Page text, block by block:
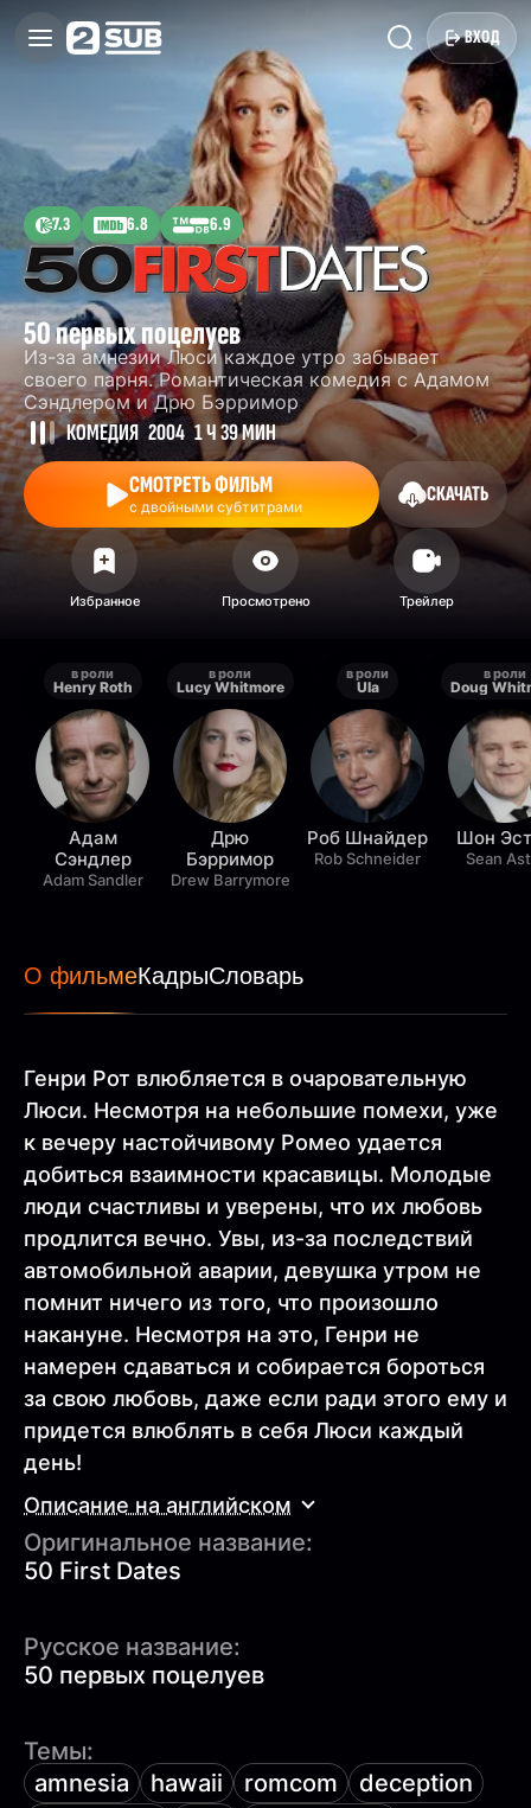
ВХОД
7.3 6.8 6.9
50 первых поцелуев
Из-за амнезии Люси каждое утро забывает
своего парня. Романтическая комедия с Адамом
Сэндлером и Дрю Бэрримор
КОМЕДИЯ 2004 1 Ч 39 МИН
СМОТРЕТЬ ФИЛЬМ
с двойными субтитрами
СКАЧАТЬ
в роли
Henry Roth
Адам
Сэндлер
Adam Sandler
в роли
Lucy Whitmore
Дрю
Бэрримор
Drew Barrymore
в роли
Ula
Роб Шнайдер
Rob Schneider
в роли
Шон
Sean
О фильмеКадрыСловарь
Генри Рот влюбляется в очаровательную
Люси. Несмотря на небольшие помехи, уже
к вечеру настойчивому Ромео удается
добиться взаимности красавицы. Молодые
люди счастливы и уверены, что их любовь
продлится вечно. Увы, из-за последствий
автомобильной аварии, девушка утром не
помнит ничего из того, что произошло
накануне. Несмотря на это, Генри не
намерен сдаваться и собирается бороться
за свою любовь, даже если ради этого ему и
придется влюблять в себя Люси каждый
день!
Описание на английском
Оригинальное название:
50 First Dates
Русское название:
50 первых поцелуев
Темы:
amnesia
hawaii romcom
deception